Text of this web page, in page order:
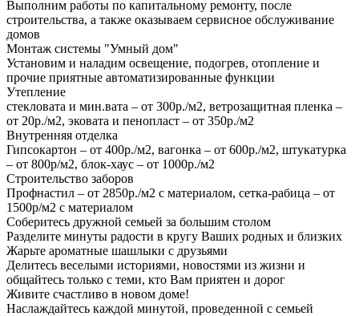
Выполним работы по капитальному ремонту, после
строительства, а также оказываем сервисное обслуживание
домов
Монтаж системы "Умный дом"
Установим и наладим освещение, подогрев, отопление и
прочие приятные автоматизированные функции
Утепление
стекловата и мин.вата – от 300р./м2, ветрозащитная пленка –
от 20р./м2, эковата и пенопласт – от 350р./м2
Внутренняя отделка
Гипсокартон – от 400р./м2, вагонка – от 600р./м2, штукатурка
– от 800р/м2, блок-хаус – от 1000р./м2
Строительство заборов
Профнастил – от 2850р./м2 с материалом, сетка-рабица – от
1500р/м2 с материалом
Соберитесь дружной семьей за большим столом
Разделите минуты радости в кругу Ваших родных и близких
Жарьте ароматные шашлыки с друзьями
Делитесь веселыми историями, новостями из жизни и
общайтесь только с теми, кто Вам приятен и дорог
Живите счастливо в новом доме!
Наслаждайтесь каждой минутой, проведенной с семьей